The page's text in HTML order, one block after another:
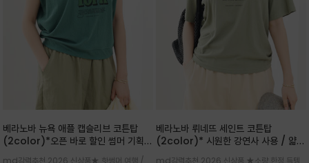
베라노바 뉴욕 애플 캡슬리브 코튼탑
(2color)*오픈 바로 할인 썸머 기획
★ 한정수량 제작 ★ 강연 코튼으로 빈
md강력추천 2026 신상품★ 핫썸머 여행 /
베라노바 뤼네뜨 세인트 코튼탑
(2color)* 시원한 강연사 사용 / 얇고
md강력추천 2026 신상품 ★소량 한정 득템